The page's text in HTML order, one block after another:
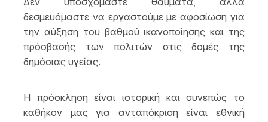
δεσμευόμαστε να εργαστούμε με αφοσίωση για
την αύξηση του βαθμού ικανοποίησης και της
πρόσβασής των πολιτών στις δομές της
δημόσιας υγείας.
Η πρόσκληση είναι ιστορική και συνεπώς το
καθήκον μας για ανταπόκριση είναι εθνική